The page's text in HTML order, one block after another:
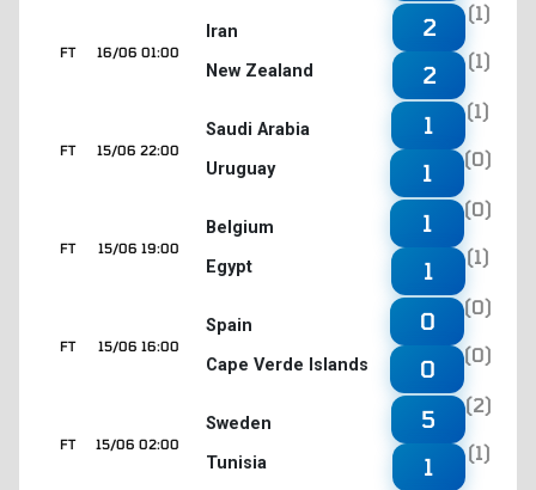
16/06 01:00
FT
Iran
New Zealand
2
(1)
2
(1)
15/06 22:00
FT
Saudi Arabia
Uruguay
1
(1)
1
(0)
15/06 19:00
FT
Belgium
Egypt
1
(0)
1
(1)
15/06 16:00
FT
Spain
Cape Verde Islands
0
(0)
0
(0)
15/06 02:00
FT
Sweden
Tunisia
5
(2)
1
(1)